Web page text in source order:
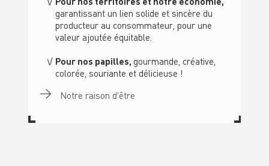
Pour nos territoires et notre économie,
garantissant un lien solide et sincère du
producteur au consommateur, pour une
valeur ajoutée équitable.
Pour nos papilles, gourmande, créative,
colorée, souriante et délicieuse !
Notre raison d'être